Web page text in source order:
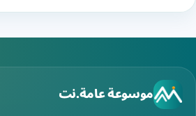
موسوعة عامة.نت